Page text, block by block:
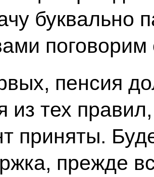
буквально
поговорим
пенсия
из тех
приняты.
прежде